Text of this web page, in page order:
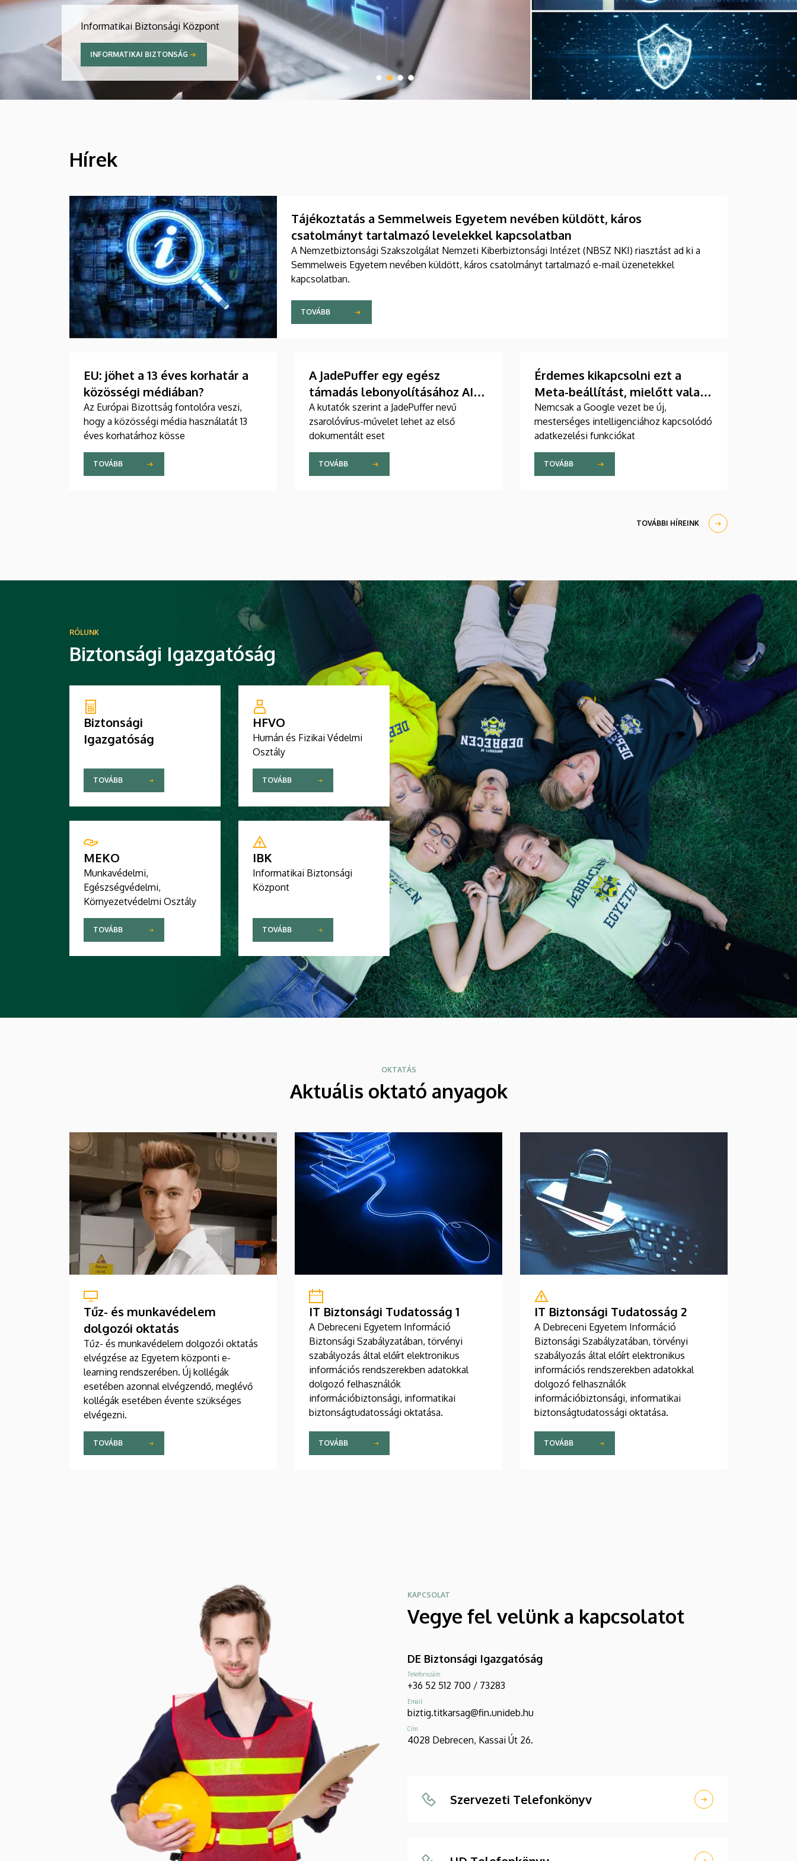
Informatikai Biztonsági Központ
INFORMATIKAI BIZTONSÁG
HÍREK
Hírek
Tájékoztatás a Semmelweis Egyetem nevében küldött, káros
csatolmányt tartalmazó levelekkel kapcsolatban
A Nemzetbiztonsági Szakszolgálat Nemzeti Kiberbiztonsági Intézet (NBSZ NKI) riasztást ad ki a
Semmelweis Egyetem nevében küldött, káros csatolmányt tartalmazó e-mail üzenetekkel
kapcsolatban.
TOVÁBB
EU: jöhet a 13 éves korhatár a
közösségi médiában?
Az Európai Bizottság fontolóra veszi,
hogy a közösségi média használatát 13
éves korhatárhoz kösse
TOVÁBB
A JadePuffer egy egész
támadás lebonyolításához AI-
ügynököt használt
A kutatók szerint a JadePuffer nevű
zsarolóvírus-művelet lehet az első
dokumentált eset
TOVÁBB
Érdemes kikapcsolni ezt a
Meta-beállítást, mielőtt valaki
MI által generált képeket
készít rólunk
Nemcsak a Google vezet be új,
mesterséges intelligenciához kapcsolódó
adatkezelési funkciókat
TOVÁBB
TOVÁBBI HÍREINK
RÓLUNK
Biztonsági Igazgatóság
Biztonsági
Igazgatóság
TOVÁBB
HFVO
Humán és Fizikai Védelmi
Osztály
TOVÁBB
MEKO
Munkavédelmi,
Egészségvédelmi,
Környezetvédelmi Osztály
TOVÁBB
IBK
Informatikai Biztonsági
Központ
TOVÁBB
OKTATÁS
Aktuális oktató anyagok
Tűz- és munkavédelem
dolgozói oktatás
Tűz- és munkavédelem dolgozói oktatás
elvégzése az Egyetem központi e-
learning rendszerében. Új kollégák
esetében azonnal elvégzendő, meglévő
kollégák esetében évente szükséges
elvégezni.
TOVÁBB
IT Biztonsági Tudatosság 1
A Debreceni Egyetem Információ
Biztonsági Szabályzatában, törvényi
szabályozás által előírt elektronikus
információs rendszerekben adatokkal
dolgozó felhasználók
információbiztonsági, informatikai
biztonságtudatossági oktatása.
TOVÁBB
IT Biztonsági Tudatosság 2
A Debreceni Egyetem Információ
Biztonsági Szabályzatában, törvényi
szabályozás által előírt elektronikus
információs rendszerekben adatokkal
dolgozó felhasználók
információbiztonsági, informatikai
biztonságtudatossági oktatása.
TOVÁBB
KAPCSOLAT
Vegye fel velünk a kapcsolatot
DE Biztonsági Igazgatóság
Telefonszám
+36 52 512 700 / 73283
Email
biztig.titkarsag@fin.unideb.hu
Cím
4028 Debrecen, Kassai Út 26.
Szervezeti Telefonkönyv